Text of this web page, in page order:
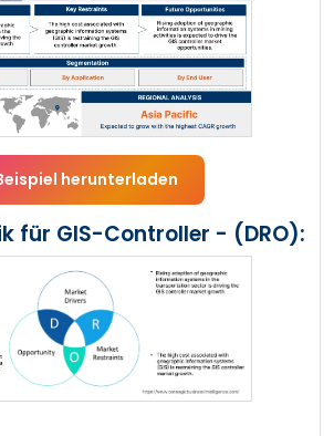
herunterladen
für GIS-Controller - (DRO):